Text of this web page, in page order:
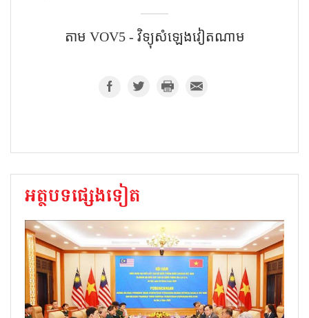
តាម VOV5 - វិទ្យុសំឡេង​វៀតណាម
អត្ថបទផ្សេងទៀត